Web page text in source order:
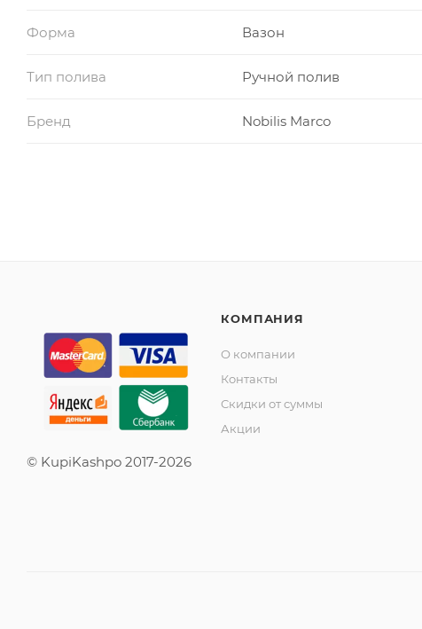
Форма Вазон
Тип полива Ручной полив
Бренд Nobilis Marco
© KupiKashpo 2017-2026
КОМПАНИЯ
О компании
Контакты
Скидки от суммы
Акции